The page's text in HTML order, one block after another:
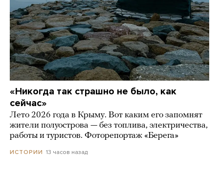
«Никогда так страшно не было, как
сейчас»
Лето 2026 года в Крыму. Вот каким его запомнят
жители полуострова — без топлива, электричества,
работы и туристов. Фоторепортаж «Берега»
ИСТОРИИ 13 часов назад